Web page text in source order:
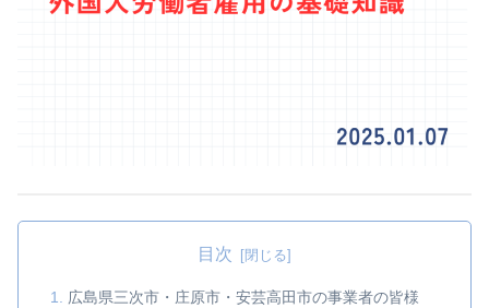
目次
広島県三次市・庄原市・安芸高田市の事業者の皆様